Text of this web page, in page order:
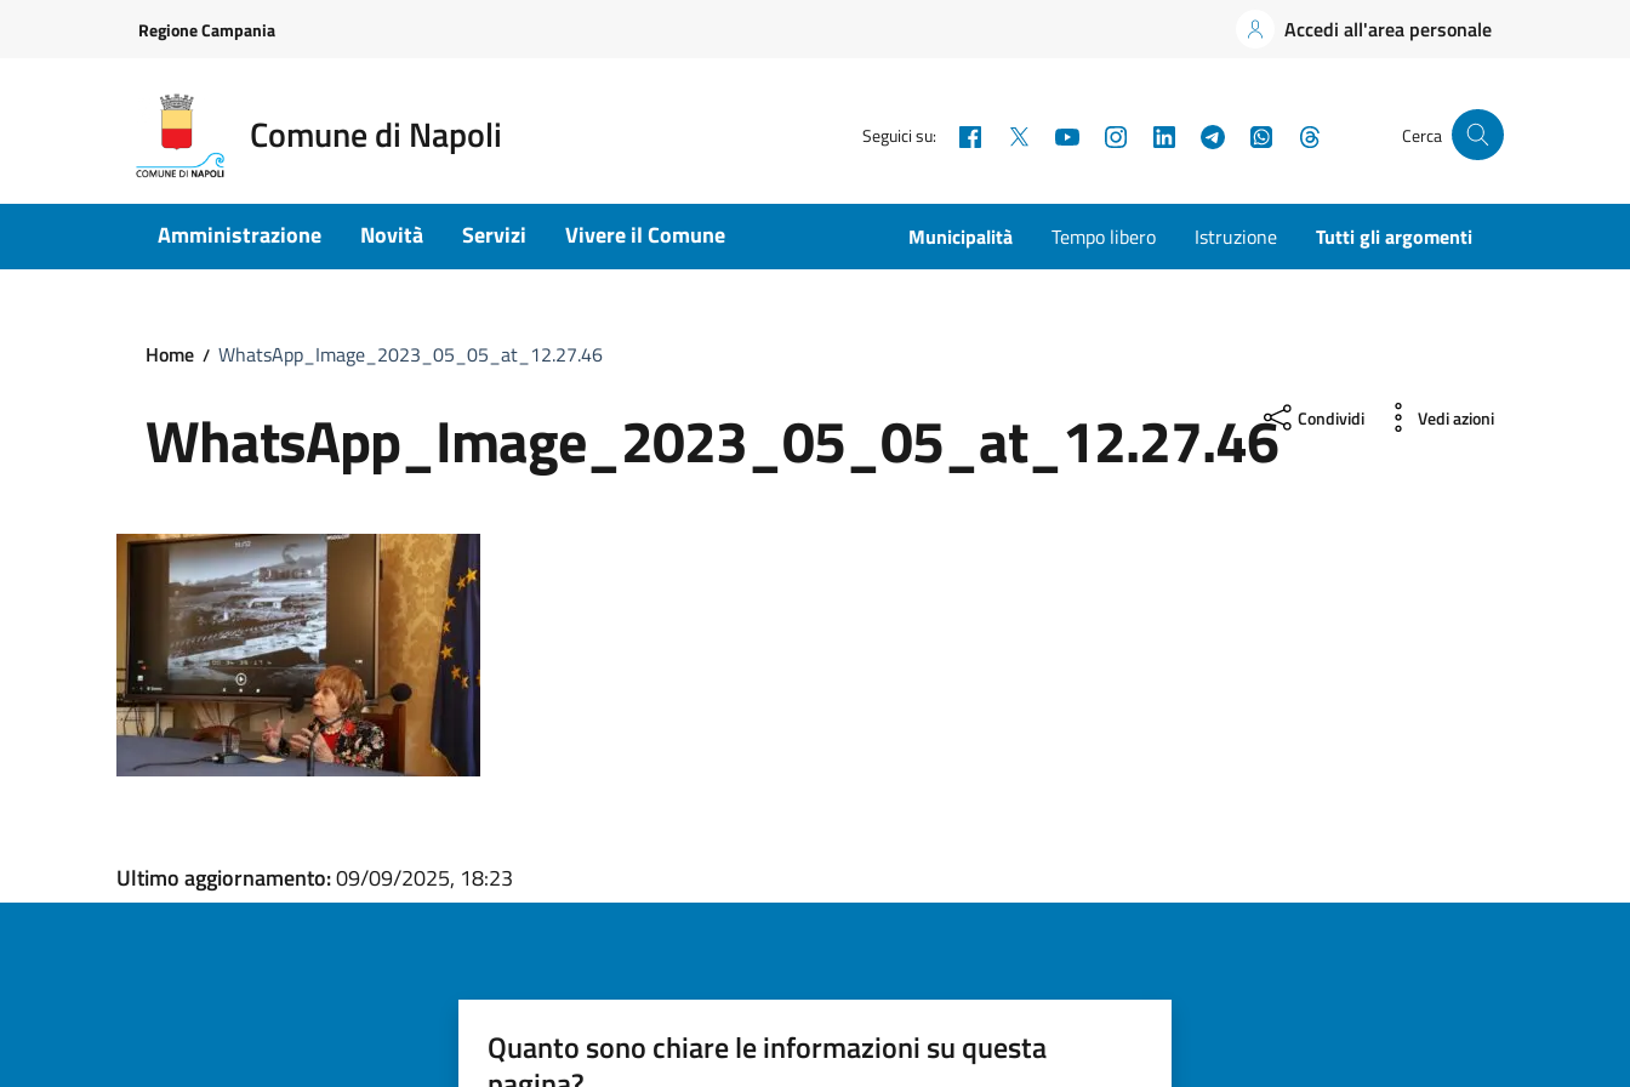
Regione Campania Accedi all'area personale
Comune di Napoli Seguici su: Facebook YouTubeInstagramLinkedInTelegramWhatsApp Cerca
Amministrazione Novità Servizi Vivere il Comune Municipalità Tempo libero Istruzione Tutti gli argomenti
Home WhatsApp_Image_2023_05_05_at_12.27.46
WhatsApp_Image_2023_05_05_at_12.27.46 Condividi Vedi azioni
Ultimo aggiornamento:09/09/2025, 18:23
Quanto sono chiare le informazioni su questa